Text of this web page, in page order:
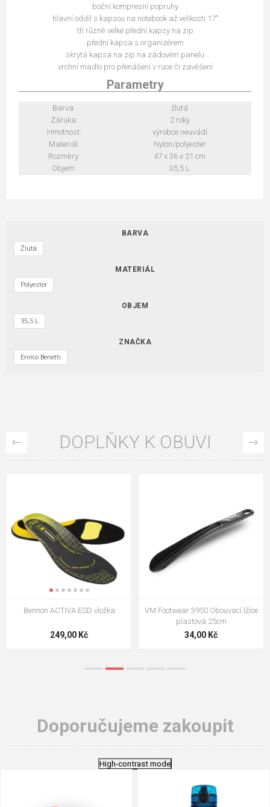
boční kompresní popruhy
hlavní oddíl s kapsou na notebook až velikosti 17"
tři různě velké přední kapsy na zip
přední kapsa s organizérem
skrytá kapsa na zip na zádovém panelu
vrchní madlo pro přenášení v ruce či zavěšení
Parametry
Barva:
žlutá
Záruka:
2 roky
Hmotnost:
výrobce neuvádí
Materiál:
Nylon/polyester
Rozměry:
47 x 36 x 21 cm
Objem:
35,5 L
BARVA
Žlutá
MATERIÁL
Polyester
OBJEM
35,5 L
ZNAČKA
Enrico Benetti
DOPLŇKY K OBUVI
VM Footwear 3009 Vkládací stélka
124,00 Kč
VM Footwear 3102 Tkaničky
ploché
18,70 Kč
Doporučujeme zakoupit
High-contrast mode